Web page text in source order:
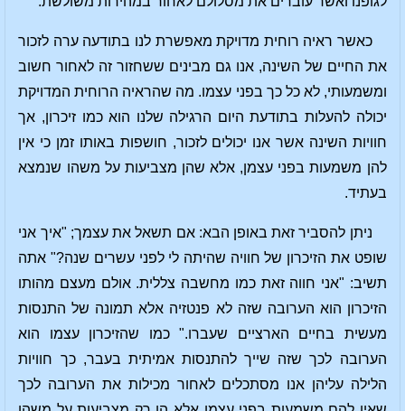
כאשר ראיה רוחית מדויקת מאפשרת לנו בתודעה ערה לזכור
את החיים של השינה, אנו גם מבינים ששחזור זה לאחור חשוב
ומשמעותי, לא כל כך בפני עצמו. מה שהראיה הרוחית המדויקת
יכולה להעלות בתודעת היום הרגילה שלנו הוא כמו זיכרון, אך
חוויות השינה אשר אנו יכולים לזכור, חושפות באותו זמן כי אין
להן משמעות בפני עצמן, אלא שהן מצביעות על משהו שנמצא
בעתיד.
ניתן להסביר זאת באופן הבא: אם תשאל את עצמך; "איך אני
שופט את הזיכרון של חוויה שהיתה לי לפני עשרים שנה?" אתה
תשיב: "אני חווה זאת כמו מחשבה צללית. אולם מעצם מהותו
הזיכרון הוא הערובה שזה לא פנטזיה אלא תמונה של התנסות
מעשית בחיים הארציים שעברו." כמו שהזיכרון עצמו הוא
הערובה לכך שזה שייך להתנסות אמיתית בעבר, כך חוויות
הלילה עליהן אנו מסתכלים לאחור מכילות את הערובה לכך